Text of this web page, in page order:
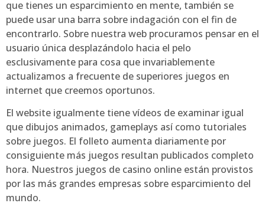
que tienes un esparcimiento en mente, también se
puede usar una barra sobre indagación con el fin de
encontrarlo. Sobre nuestra web procuramos pensar en el
usuario única desplazándolo hacia el pelo
esclusivamente para cosa que invariablemente
actualizamos a frecuente de superiores juegos en
internet que creemos oportunos.
El website igualmente tiene vídeos de examinar igual
que dibujos animados, gameplays así­ como tutoriales
sobre juegos. El folleto aumenta diariamente por
consiguiente más juegos resultan publicados completo
hora. Nuestros juegos de casino online están provistos
por las más grandes empresas sobre esparcimiento del
mundo.